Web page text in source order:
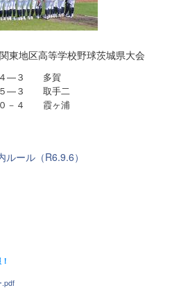
地区高等学校野球茨城県大会
―３ 多賀
３ 取手二
－４ 霞ヶ浦
ール（R6.9.6）
.pdf